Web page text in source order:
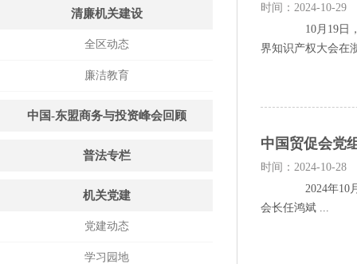
清廉机关建设
全区动态
廉洁教育
中国-东盟商务与投资峰会回顾
普法专栏
机关党建
党建动态
学习园地
时间：2024-10-29
10月19日，以
界知识产权大会在
中国贸促会党
时间：2024-10-28
2024年10月19
会长任鸿斌 ...